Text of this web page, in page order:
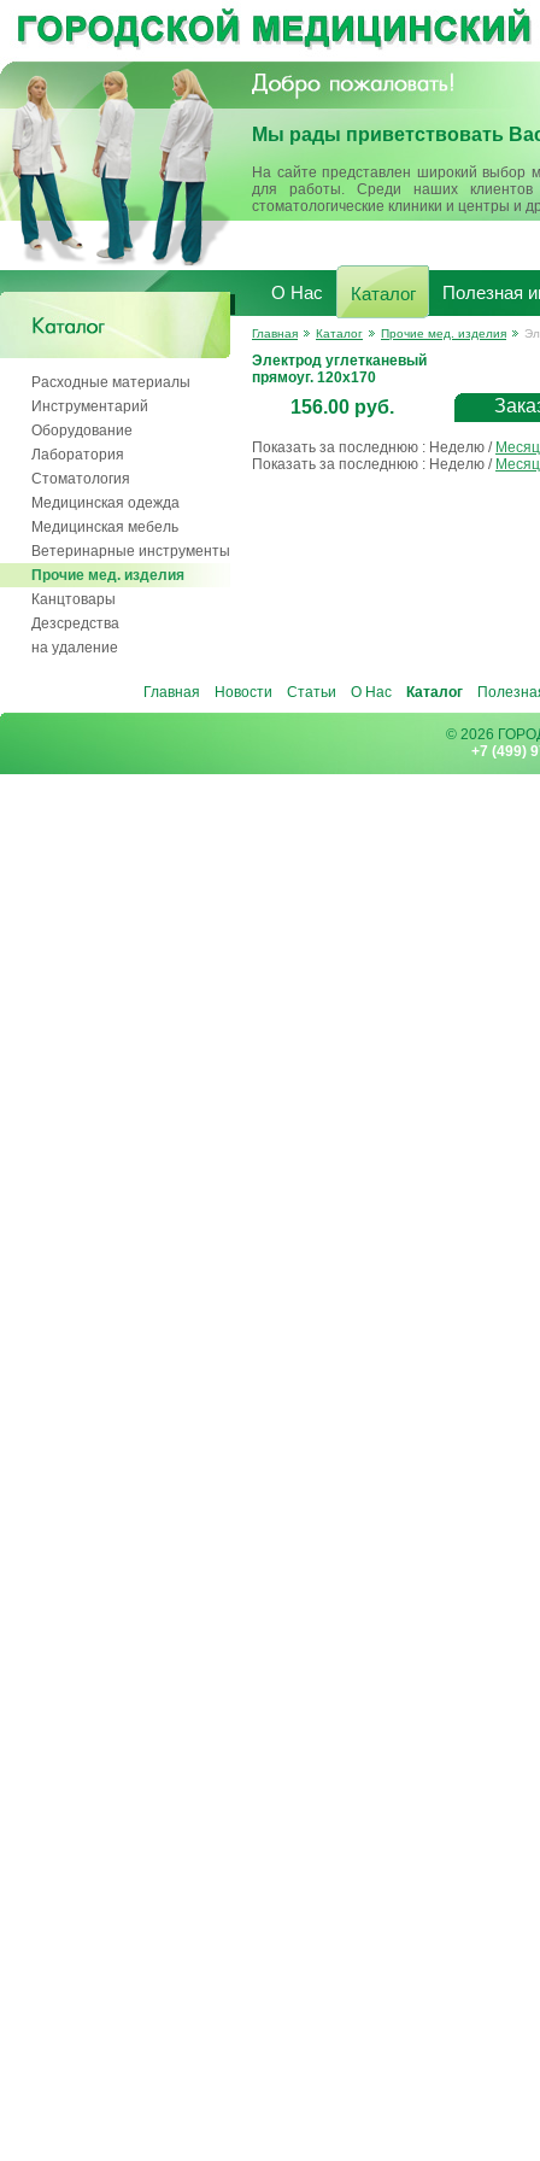
Мы рады приветствовать
На сайте представлен широкий выбор
для работы. Среди наших клиентов
стоматологические клиники и центры и
О Нас Каталог Полезная
Расходные материалы
Инструментарий
Оборудование
Лаборатория
Стоматология
Медицинская одежда
Медицинская мебель
Ветеринарные инструменты
Прочие мед. изделия
Канцтовары
Дезсредства
на удаление
Главная Каталог Прочие мед. изделия
Электрод углетканевый
прямоуг. 120х170
156.00 руб.
Показать за последнюю : Неделю / Месяц
Показать за последнюю : Неделю / Месяц
Главная Новости Статьи О Нас Каталог
© 2026
+7 (499)